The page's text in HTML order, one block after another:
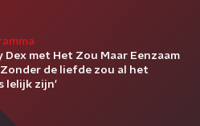
Dex met Het Zou Maar Eenzaam
de liefde zou al het
lelijk zijn'